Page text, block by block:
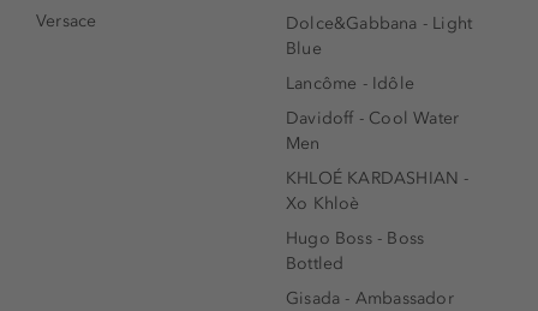
Versace
Dolce&Gabbana - Light
Blue
Lancôme - Idôle
Davidoff - Cool Water
Men
KHLOÉ KARDASHIAN -
Xo Khloè
Hugo Boss - Boss
Bottled
Gisada - Ambassador